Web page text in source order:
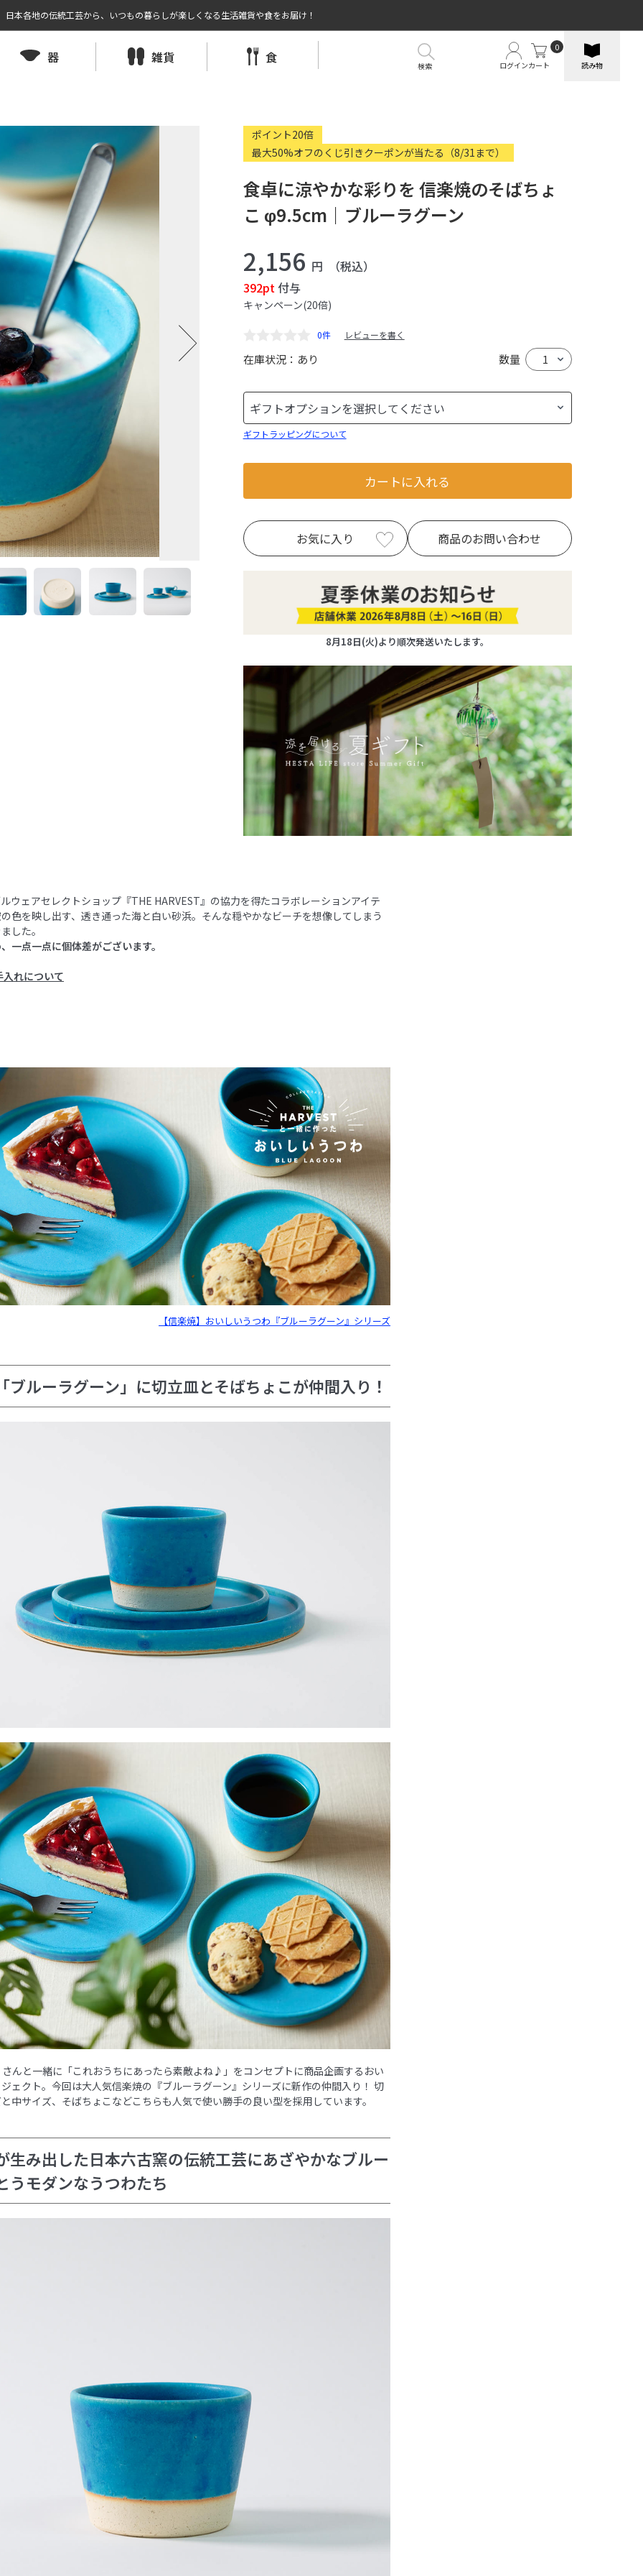
日本各地の伝統工芸から、いつもの暮らしが楽しくなる生活雑貨や食をお届け！
器 雑貨 食 ログインカート
0
読み物
検索
ポイント20倍
最大50%オフのくじ引きクーポンが当たる（8/31まで）
食卓に涼やかな彩りを 信楽焼のそばちょ
こ φ9.5cm｜ブルーラグーン
2,156 円
（税込）
392pt付与
キャンペーン(20倍)
0件 レビューを書く
在庫状況： あり 数量
ギフトラッピングについて
カートに入れる
お気に入り 商品のお問い合わせ
8月18日(火)より順次発送いたします。
ウェアセレクトショップ『THE HARVEST』の協力を得たコラボレーションアイテ
色を映し出す、透き通った海と白い砂浜。そんな穏やかなビーチを想像してしまう
した。
一点一点に個体差がございます。
れについて
【信楽焼】おいしいうつわ『ブルーラグーン』シリーズ
ブルーラグーン」に切立皿とそばちょこが仲間入り！
さんと一緒に「これおうちにあったら素敵よね♪」をコンセプトに商品企画するおい
ェクト。今回は大人気信楽焼の『ブルーラグーン』シリーズに新作の仲間入り！ 切
中サイズ、そばちょこなどこちらも人気で使い勝手の良い型を採用しています。
生み出した日本六古窯の伝統工芸にあざやかなブルー
うモダンなうつわたち